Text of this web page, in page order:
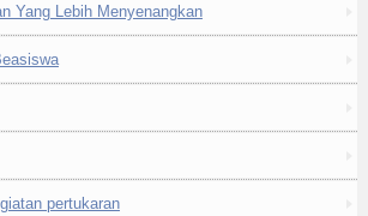
Yang Lebih Menyenangkan
pertukaran